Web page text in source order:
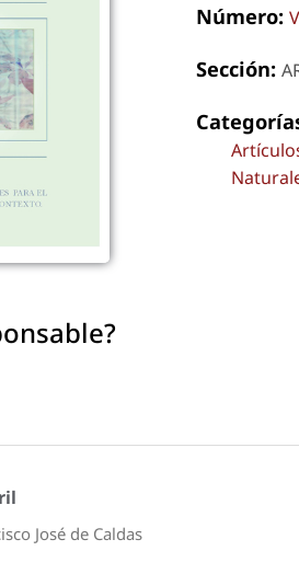
Número:
Sección:
José de Caldas